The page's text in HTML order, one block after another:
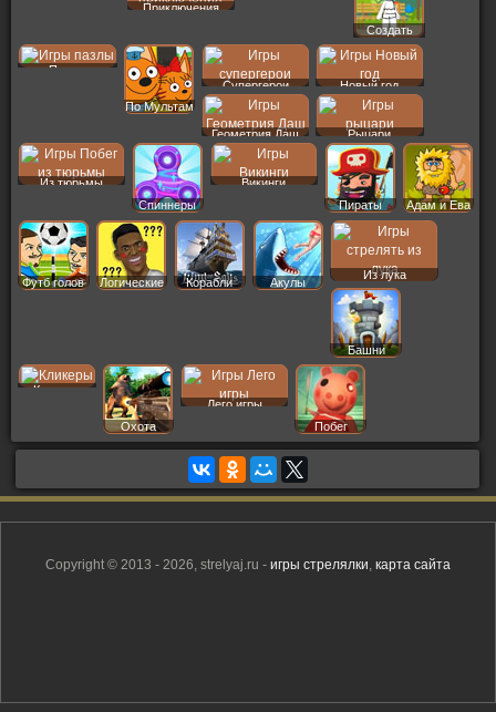
Приключения
Создать
Пер
Пазлы
По Мультам
Супергерои Новый год
Геометрия Даш Рыцари
Из тюрьмы
Спиннеры
Викинги
Пираты
Адам и Ева
Футб голов Логические Корабли Акулы
Из лука
Башни
Кликеры
Охота
Лего игры
Побег
Copyright © 2013 - 2026, strelyaj.ru - игры стрелялки, карта сайта